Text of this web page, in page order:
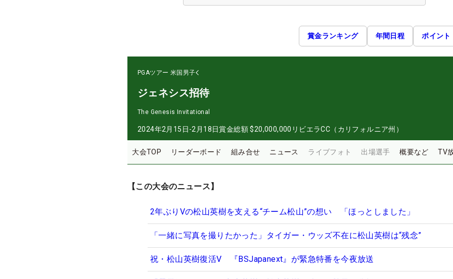
賞金ランキング 年間日程 ポイント
PGAツアー 米国男子
ジェネシス招待
The Genesis Invitational
2024年2月15日-2月18日賞金総額 $20,000,000 リビエラCC（カリフォルニア州）
大会TOP リーダーボード 組み合せ ニュース ライブフォト 出場選手 概要など TV
【この大会のニュース】
2年ぶりVの松山英樹を支える“チーム松山”の想い 「ほっとしました」
「一緒に写真を撮りたかった」タイガー・ウッズ不在に松山英樹は“残念”
祝・松山英樹復活V 『BSJapanext』が緊急特番を今夜放送